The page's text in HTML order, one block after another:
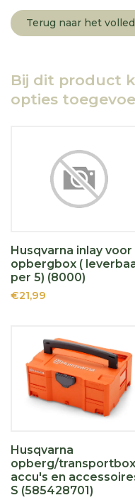
Terug naar het
Bij dit product
opties
Husqvarna inlay voor
opbergbox (
per 5) (8000)
€21,99
Husqvarna
opberg/transportbox
accu's en
S (585428701)